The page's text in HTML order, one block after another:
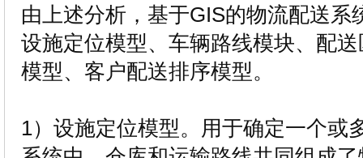
由上述分析，基于GIS的物流配送系
设施定位模型、车辆路线模块、配
模型、客户配送排序模型。
1）设施定位模型。用于确定一个或